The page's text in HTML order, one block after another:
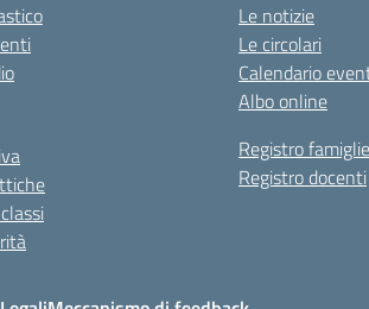
Le notizie
Le circolari
Calendario
Albo online
Registro famiglie
Registro docenti